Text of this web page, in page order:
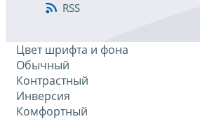
RSS
Цвет шрифта и фона
Обычный
Контрастный
Инверсия
Комфортный